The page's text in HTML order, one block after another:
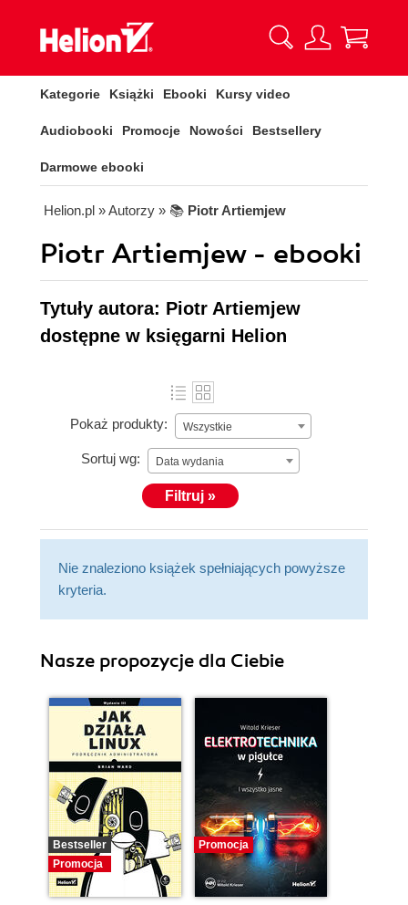
Kategorie Książki Ebooki Kursy video
Audiobooki Promocje Nowości Bestsellery
Darmowe ebooki
Helion.pl » Autorzy » 📚 Piotr Artiemjew
Piotr Artiemjew - ebooki
Tytuły autora: Piotr Artiemjew
dostępne w księgarni Helion
Pokaż produkty: Wszystkie
Sortuj wg: Data wydania
Filtruj »
Nie znaleziono książek spełniających powyższe
kryteria.
Nasze propozycje dla Ciebie
Bestseller
Promocja
Promocja